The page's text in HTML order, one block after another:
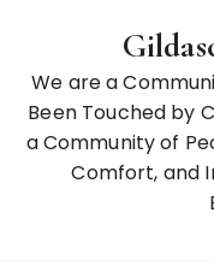
We are a
Been Touched by
a Community of
Comfort, and